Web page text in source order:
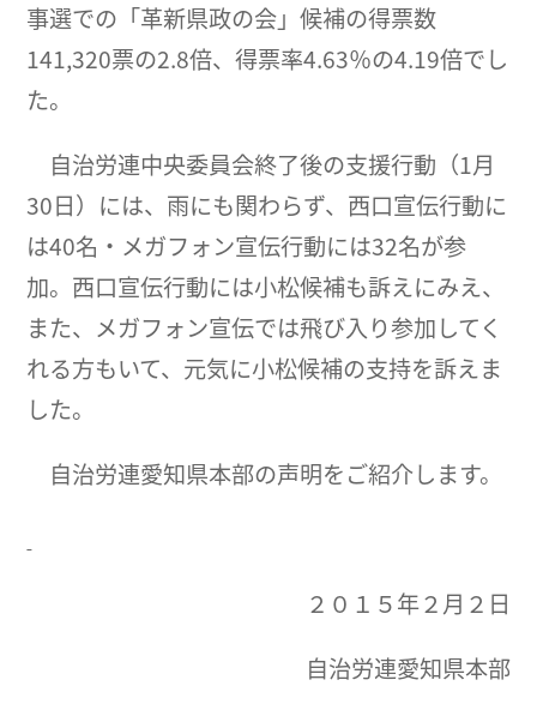
事選での「革新県政の会」候補の得票数
141,320票の2.8倍、得票率4.63％の4.19倍でし
た。
自治労連中央委員会終了後の支援行動（1月
30日）には、雨にも関わらず、西口宣伝行動に
は40名・メガフォン宣伝行動には32名が参
加。西口宣伝行動には小松候補も訴えにみえ、
また、メガフォン宣伝では飛び入り参加してく
れる方もいて、元気に小松候補の支持を訴えま
した。
自治労連愛知県本部の声明をご紹介します。
２０１５年２月２日
自治労連愛知県本部